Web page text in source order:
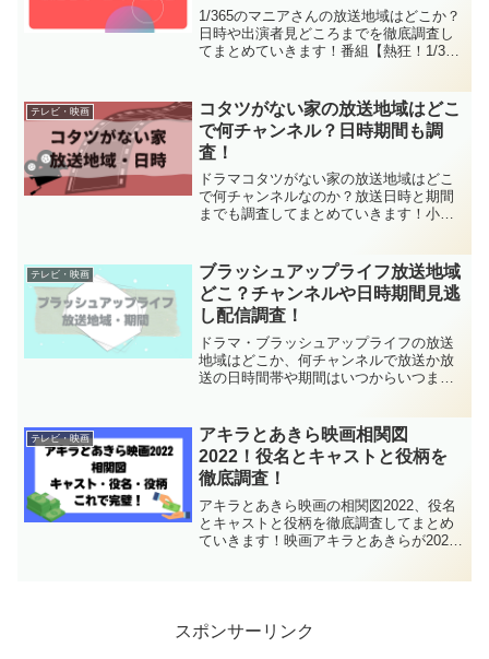
1/365のマニアさんの放送地域はどこか？
日時や出演者見どころまでを徹底調査し
てまとめていきます！番組【熱狂！1/365
ことです。 1/365のマニアさんの放送地
域 1
テレビ・映画
コタツがない家の放送地域はどこ
で何チャンネル？日時期間も調
査！
ドラマコタツがない家の放送地域はどこ
で何チャンネルなのか？放送日時と期間
までも調査してまとめていきます！小池
すじなのか気になる作品でもあります
ね。このページではコタツが
テレビ・映画
ブラッシュアップライフ放送地域
どこ？チャンネルや日時期間見逃
し配信調査！
ドラマ・ブラッシュアップライフの放送
地域はどこか、何チャンネルで放送か放
送の日時間帯や期間はいつからいつまで
ラッシュアップライフ。脚本バカリズム
で注目面白そうなドラ
テレビ・映画
アキラとあきら映画相関図
2022！役名とキャストと役柄を
徹底調査！
アキラとあきら映画の相関図2022、役名
とキャストと役柄を徹底調査してまとめ
ていきます！映画アキラとあきらが2022
スポンサーリンク